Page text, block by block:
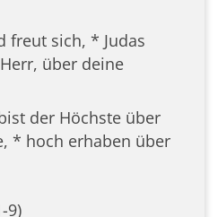
freut sich, * Judas
über deine
der Höchste über
* hoch erhaben über
9)